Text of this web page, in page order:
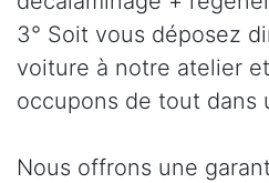
3° Soit vous déposez
voiture à notre atelier
occupons de tout dans
Nous offrons une